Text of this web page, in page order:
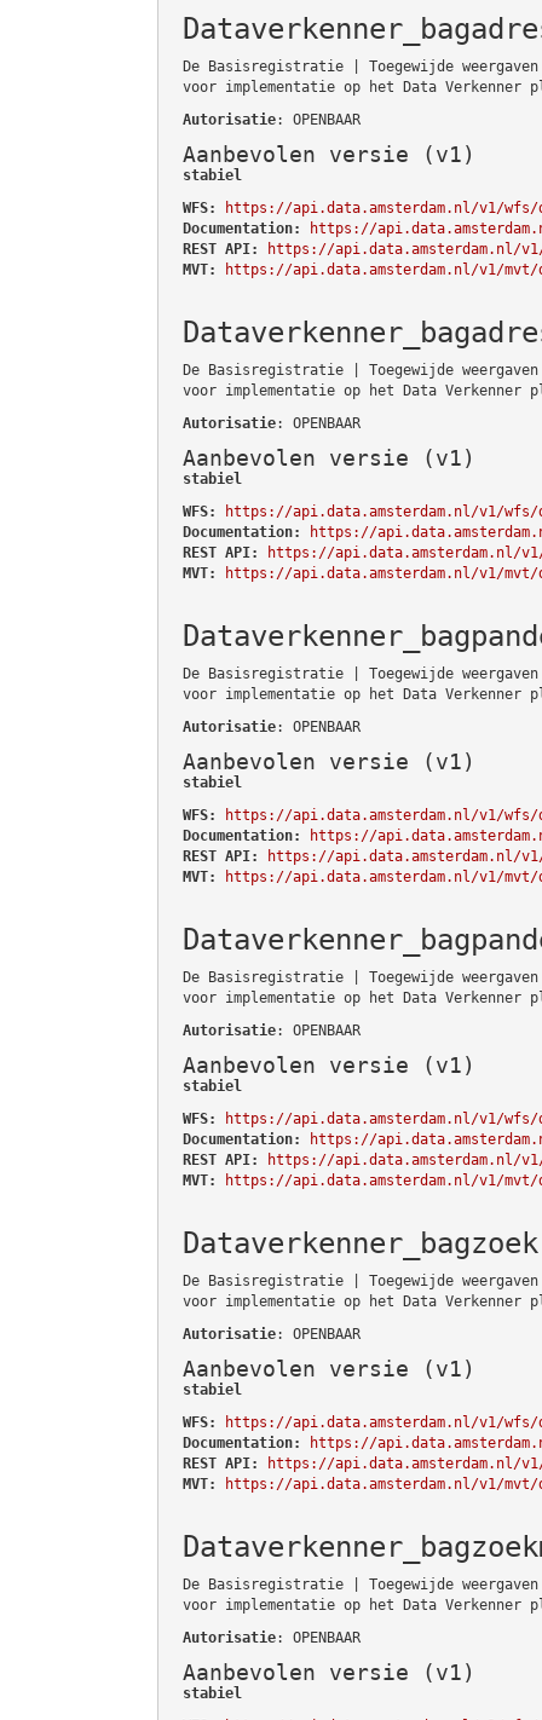
De Basisregistratie | Toegewijde
voor implementatie op het Data Verkenner
Autorisatie: OPENBAAR
Aanbevolen versie (v1)
stabiel
WFS:
https://api.data.amsterdam.nl/v1/wfs/
Documentation:
https://
REST API:
https://api.data.amsterdam.nl/
MVT:
https://api.data.amsterdam.nl/v1/mvt/
De Basisregistratie | Toegewijde
voor implementatie op het Data Verkenner
Autorisatie: OPENBAAR
Aanbevolen versie (v1)
stabiel
WFS:
https://api.data.amsterdam.nl/v1/wfs/
Documentation:
https://
REST API:
https://api.data.amsterdam.nl/
MVT:
https://api.data.amsterdam.nl/v1/mvt/
De Basisregistratie | Toegewijde
voor implementatie op het Data Verkenner
Autorisatie: OPENBAAR
Aanbevolen versie (v1)
stabiel
WFS:
https://api.data.amsterdam.nl/v1/wfs/
Documentation:
https://
REST API:
https://api.data.amsterdam.nl/v1/
MVT:
https://api.data.amsterdam.nl/v1/mvt/
De Basisregistratie | Toegewijde
voor implementatie op het Data Verkenner
Autorisatie: OPENBAAR
Aanbevolen versie (v1)
stabiel
WFS:
https://api.data.amsterdam.nl/v1/wfs/
Documentation:
https://
REST API:
https://api.data.amsterdam.nl/v1/
MVT:
https://api.data.amsterdam.nl/v1/mvt/
Dataverkenner_bagzoek
De Basisregistratie | Toegewijde
voor implementatie op het Data Verkenner
Autorisatie: OPENBAAR
Aanbevolen versie (v1)
stabiel
WFS:
https://api.data.amsterdam.nl/v1/wfs/
Documentation:
https://
REST API:
https://api.data.amsterdam.nl/
MVT:
https://api.data.amsterdam.nl/v1/mvt/
De Basisregistratie | Toegewijde
voor implementatie op het Data Verkenner
Autorisatie: OPENBAAR
Aanbevolen versie (v1)
stabiel